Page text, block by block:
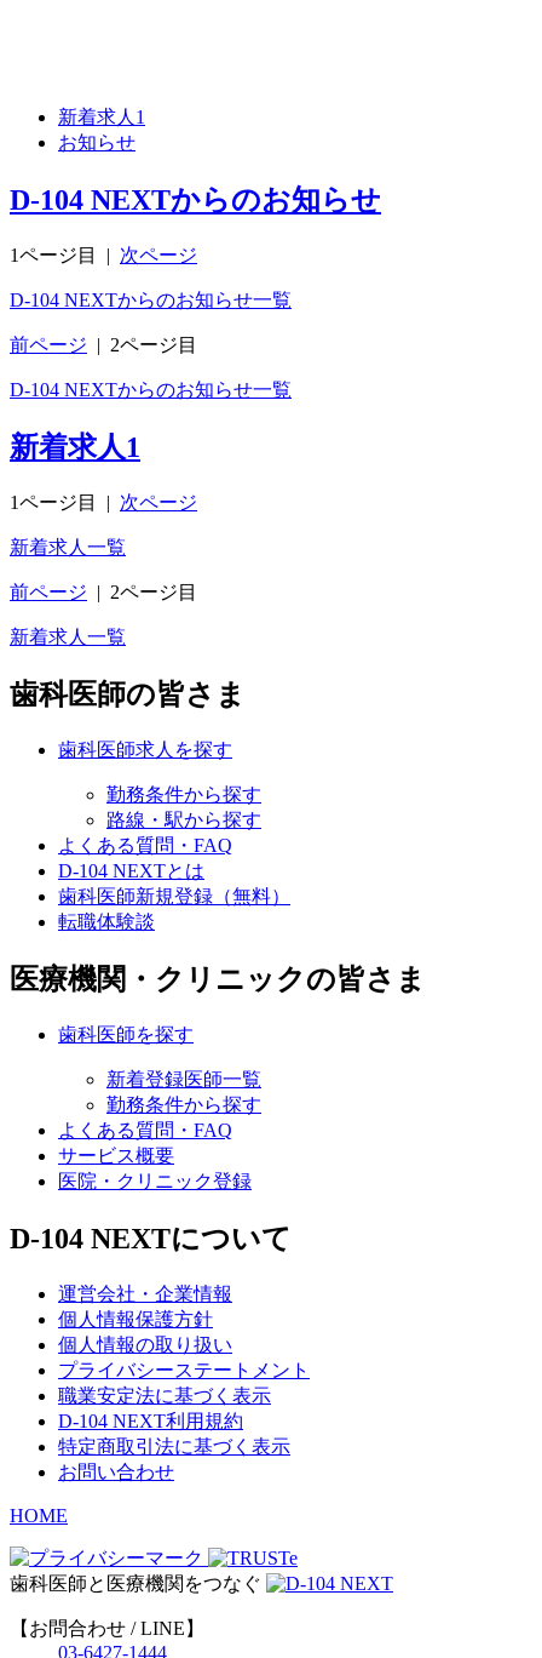
新着求人1
お知らせ
D-104 NEXTからのお知らせ
1ページ目 | 次ページ
D-104 NEXTからのお知らせ一覧
前ページ | 2ページ目
D-104 NEXTからのお知らせ一覧
新着求人1
1ページ目 | 次ページ
新着求人一覧
前ページ | 2ページ目
新着求人一覧
歯科医師の皆さま
歯科医師求人を探す
勤務条件から探す
路線・駅から探す
よくある質問・FAQ
D-104 NEXTとは
歯科医師新規登録（無料）
転職体験談
医療機関・クリニックの皆さま
歯科医師を探す
新着登録医師一覧
勤務条件から探す
よくある質問・FAQ
サービス概要
医院・クリニック登録
D-104 NEXTについて
運営会社・企業情報
個人情報保護方針
個人情報の取り扱い
プライバシーステートメント
職業安定法に基づく表示
D-104 NEXT利用規約
特定商取引法に基づく表示
お問い合わせ
HOME
歯科医師と医療機関をつなぐ
【お問合わせ / LINE】
03-6427-1444